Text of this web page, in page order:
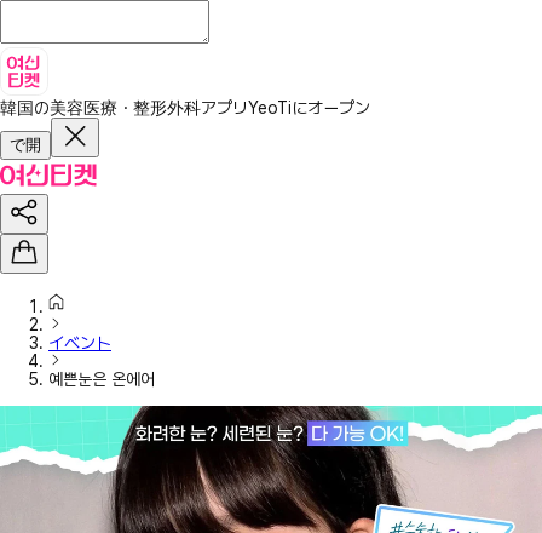
韓国の美容医療・整形外科アプリYeoTiにオープン
で開
イベント
예쁜눈은 온에어